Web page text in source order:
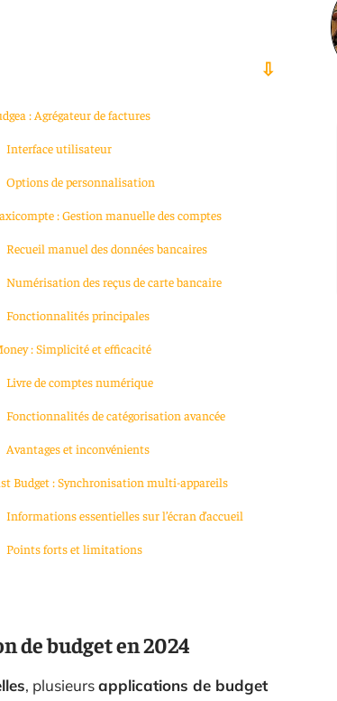
: Agrégateur de factures
Interface utilisateur
Options de personnalisation
: Gestion manuelle des comptes
Recueil manuel des données bancaires
Numérisation des reçus de carte bancaire
Fonctionnalités principales
: Simplicité et efficacité
Livre de comptes numérique
Fonctionnalités de catégorisation avancée
Avantages et inconvénients
Budget : Synchronisation multi-appareils
Informations essentielles sur l’écran d’accueil
Points forts et limitations
de budget en 2024
, plusieursapplications de budget